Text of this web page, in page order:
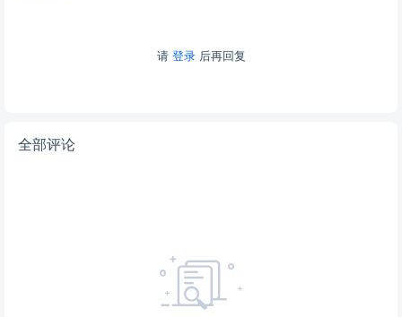
请 登录后再回复
全部评论